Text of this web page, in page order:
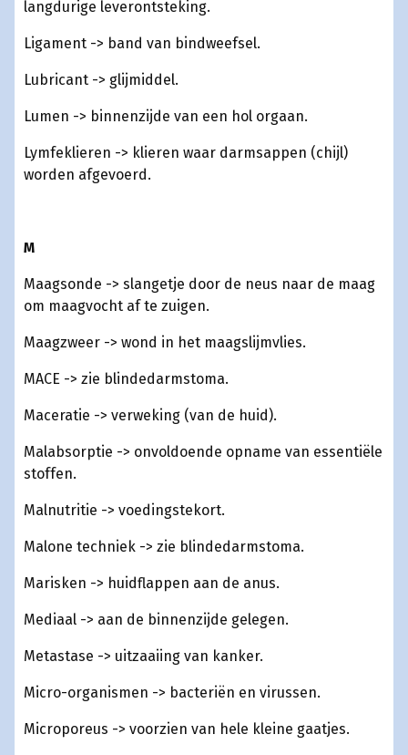
langdurige leverontsteking.
Ligament -> band van bindweefsel.
Lubricant -> glijmiddel.
Lumen -> binnenzijde van een hol orgaan.
Lymfeklieren -> klieren waar darmsappen (chijl)
worden afgevoerd.
M
Maagsonde -> slangetje door de neus naar de maag
om maagvocht af te zuigen.
Maagzweer -> wond in het maagslijmvlies.
MACE -> zie blindedarmstoma.
Maceratie -> verweking (van de huid).
Malabsorptie -> onvoldoende opname van essentiële
stoffen.
Malnutritie -> voedingstekort.
Malone techniek -> zie blindedarmstoma.
Marisken -> huidflappen aan de anus.
Mediaal -> aan de binnenzijde gelegen.
Metastase -> uitzaaiing van kanker.
Micro-organismen -> bacteriën en virussen.
Microporeus -> voorzien van hele kleine gaatjes.